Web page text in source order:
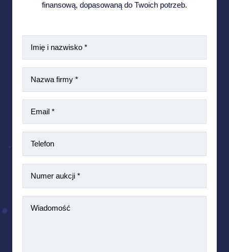
finansową, dopasowaną do Twoich potrzeb.